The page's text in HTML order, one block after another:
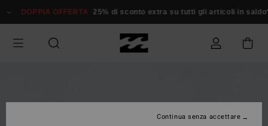
alle
prodotto
DOPPIA OFFERTA 25% di sconto extra su tutti gli articoli in saldo*
Continua senza accettare